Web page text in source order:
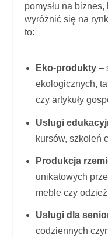
pomysłu na
wyróżnić się na
to:
Eko-produkty–
ekologicznych,
czy artykuły
Usługi
kursów, szkoleń
Produkcja
unikatowych
meble czy
Usługi dla
codziennych